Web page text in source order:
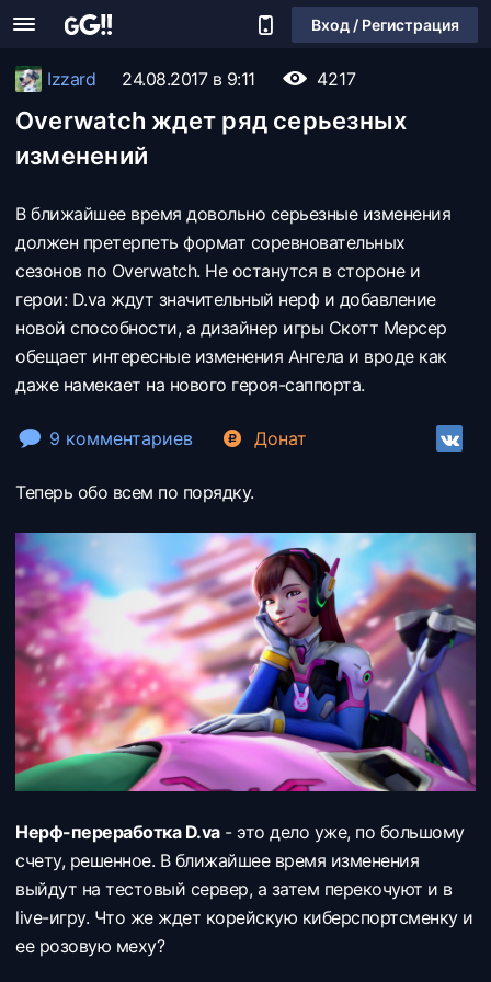
Вход / Регистрация
Izzard 24.08.2017 в 9:11 4217
Overwatch ждет ряд серьезных
изменений
В ближайшее время довольно серьезные изменения
должен претерпеть формат соревновательных
сезонов по Overwatch. Не останутся в стороне и
герои: D.va ждут значительный нерф и добавление
новой способности, а дизайнер игры Скотт Мерсер
обещает интересные изменения Ангела и вроде как
даже намекает на нового героя-саппорта.
9 комментариев Донат
Теперь обо всем по порядку.
Нерф-переработка D.va- это дело уже, по большому
счету, решенное. В ближайшее время изменения
выйдут на тестовый сервер, а затем перекочуют и в
live-игру. Что же ждет корейскую киберспортсменку и
ее розовую меху?